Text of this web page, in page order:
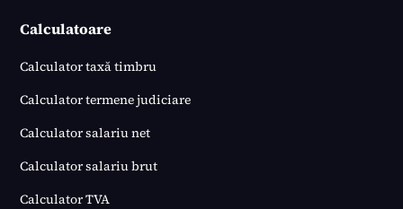
Calculatoare
Calculator taxă timbru
Calculator termene judiciare
Calculator salariu net
Calculator salariu brut
Calculator TVA